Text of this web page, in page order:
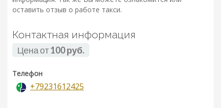
оставить отзыв о работе такси.
Контактная информация
Цена от100 руб.
Телефон
+79231612425